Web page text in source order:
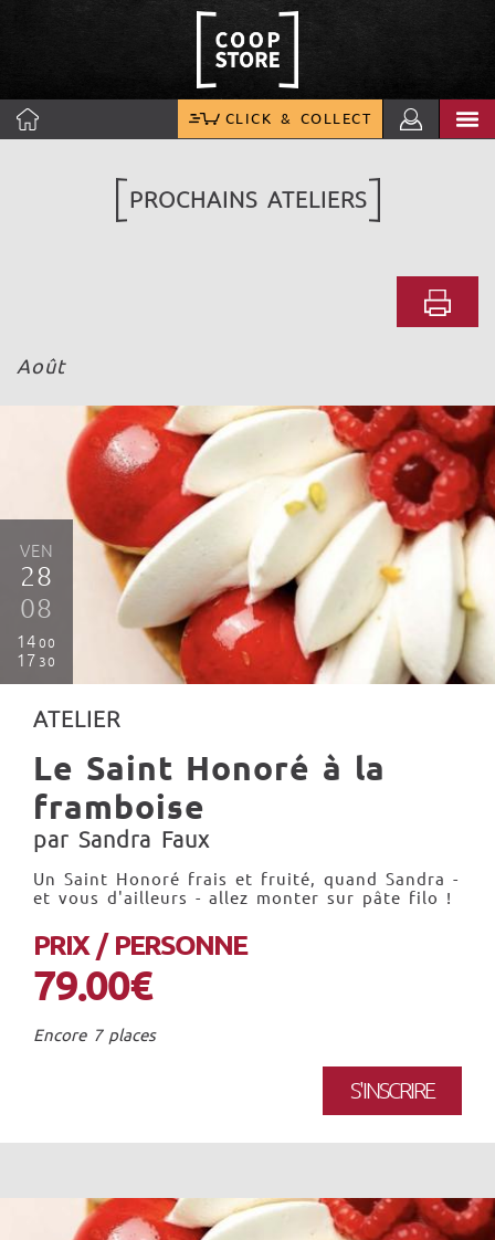
CLICK & COLLECT
PROCHAINS ATELIERS
Août
VEN
28
08
14 00
17 30
ATELIER
Le Saint Honoré à la
framboise
par Sandra Faux
Un Saint Honoré frais et fruité, quand Sandra -
et vous d'ailleurs - allez monter sur pâte filo !
PRIX / PERSONNE
79.00€
Encore 7 places
S'INSCRIRE